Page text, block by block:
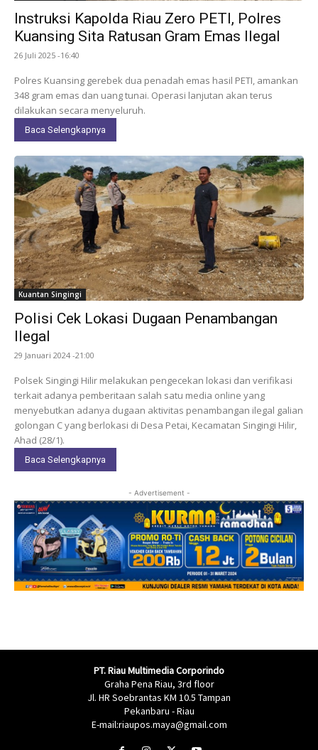
Instruksi Kapolda Riau Zero PETI, Polres
Kuansing Sita Ratusan Gram Emas Ilegal
26 Juli 2025 -16:40
Polres Kuansing gerebek dua penadah emas hasil PETI, amankan
348 gram emas dan uang tunai. Operasi lanjutan akan terus
dilakukan secara menyeluruh.
Baca Selengkapnya
Kuantan Singingi
Polisi Cek Lokasi Dugaan Penambangan
Ilegal
29 Januari 2024 -21:00
Polsek Singingi Hilir melakukan pengecekan lokasi dan verifikasi
terkait adanya pemberitaan salah satu media online yang
menyebutkan adanya dugaan aktivitas penambangan ilegal galian
golongan C yang berlokasi di Desa Petai, Kecamatan Singingi Hilir,
Ahad (28/1).
Baca Selengkapnya
- Advertisement -
PT. Riau Multimedia Corporindo
Graha Pena Riau, 3rd floor
Jl. HR Soebrantas KM 10.5 Tampan
Pekanbaru - Riau
E-mail:riaupos.maya@gmail.com